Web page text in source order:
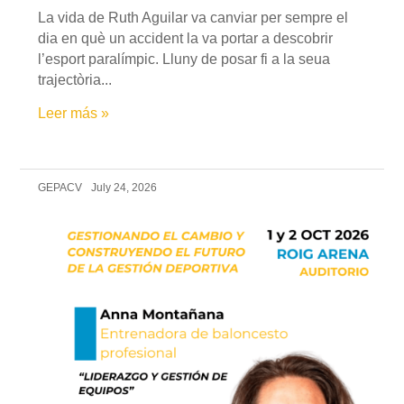
La vida de Ruth Aguilar va canviar per sempre el
dia en què un accident la va portar a descobrir
l’esport paralímpic. Lluny de posar fi a la seua
trajectòria...
Leer más »
GEPACV July 24, 2026